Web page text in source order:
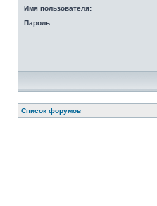
Имя пользователя:
Пароль:
Список форумов